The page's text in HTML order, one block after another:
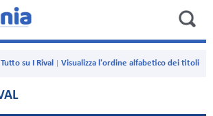
Visualizza l'ordine alfabetico dei titoli
Tutto su I Rival